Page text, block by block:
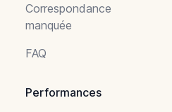
Correspondance
manquée
FAQ
Performances